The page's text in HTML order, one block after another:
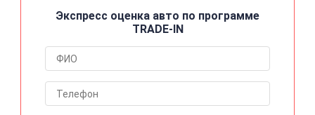
Экспресс оценка авто по программе
TRADE-IN